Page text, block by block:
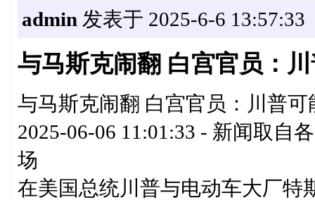
admin 发表于 2025-6-6 13:57:33
与马斯克闹翻 白宫官员：
与马斯克闹翻 白宫官员：川普
2025-06-06 11:01:33 - 新闻取自
场
在美国总统川普与电动车大厂特